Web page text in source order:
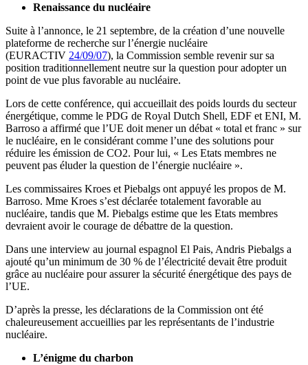
Renaissance du nucléaire
Suite à l’annonce, le 21 septembre, de la création d’une nouvelle
plateforme de recherche sur l’énergie nucléaire
(EURACTIV 24/09/07), la Commission semble revenir sur sa
position traditionnellement neutre sur la question pour adopter un
point de vue plus favorable au nucléaire.
Lors de cette conférence, qui accueillait des poids lourds du secteur
énergétique, comme le PDG de Royal Dutch Shell, EDF et ENI, M.
Barroso a affirmé que l’UE doit mener un débat « total et franc » sur
le nucléaire, en le considérant comme l’une des solutions pour
réduire les émission de CO2. Pour lui, « Les Etats membres ne
peuvent pas éluder la question de l’énergie nucléaire ».
Les commissaires Kroes et Piebalgs ont appuyé les propos de M.
Barroso. Mme Kroes s’est déclarée totalement favorable au
nucléaire, tandis que M. Piebalgs estime que les Etats membres
devraient avoir le courage de débattre de la question.
Dans une interview au journal espagnol El Pais, Andris Piebalgs a
ajouté qu’un minimum de 30 % de l’électricité devait être produit
grâce au nucléaire pour assurer la sécurité énergétique des pays de
l’UE.
D’après la presse, les déclarations de la Commission ont été
chaleureusement accueillies par les représentants de l’industrie
nucléaire.
L’énigme du charbon